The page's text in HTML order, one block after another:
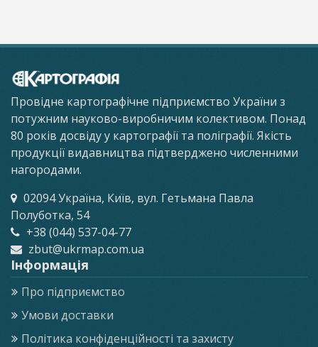
Провідне картографічне підприємство України з
потужним науково-виробничим колективом. Понад
80 років досвіду у картографії та поліграфії. Якість
продукції видавництва підтверджено численними
нагородами.
02094 Україна, Київ, вул. Гетьмана Павла
Полуботка, 54
+38 (044) 537-04-77
zbut@ukrmap.com.ua
Інформація
Про підприємство
Умови доставки
Політика конфіденційності та захисту